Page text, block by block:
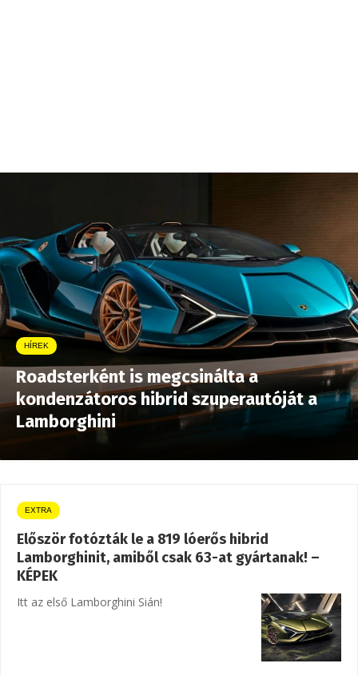
HÍREK
Roadsterként is megcsinálta a
kondenzátoros hibrid szuperautóját a
Lamborghini
EXTRA
Először fotózták le a 819 lóerős hibrid
Lamborghinit, amiből csak 63-at gyártanak! –
KÉPEK
Itt az első Lamborghini Sián!